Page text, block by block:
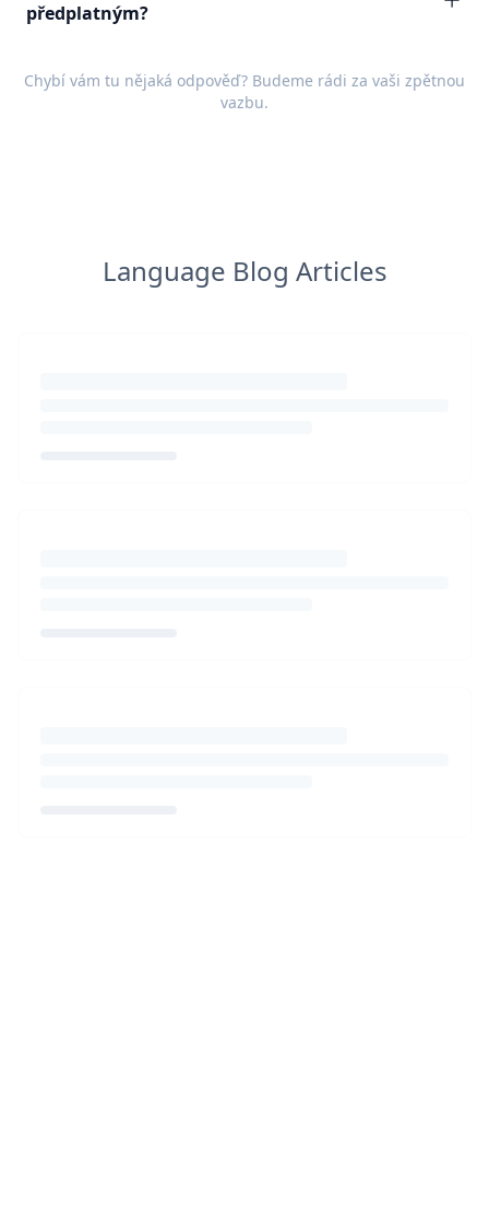
předplatným?
Chybí vám tu nějaká odpověď? Budeme rádi za vaši zpětnou
vazbu.
Language Blog Articles